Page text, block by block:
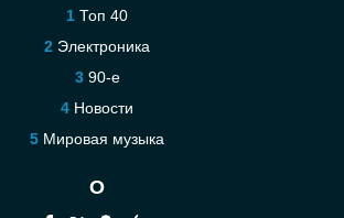
Топ 40
Электроника
90-е
Новости
Мировая музыка
О